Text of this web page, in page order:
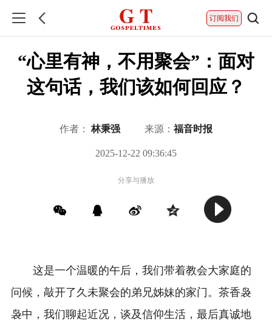
订阅我们
“心里有神，不用聚会”：面对
这句话，我们该如何回应？
作者：林秉强 来源： 福音时报
2025-12-22 09:36:45
分享与播放
这是一个温暖的午后，我们带着教会大家庭的
问候，敲开了久未聚会的弟兄姊妹的家门。茶香袅
袅中，我们聊起近况，谈及信仰生活，最后真诚地